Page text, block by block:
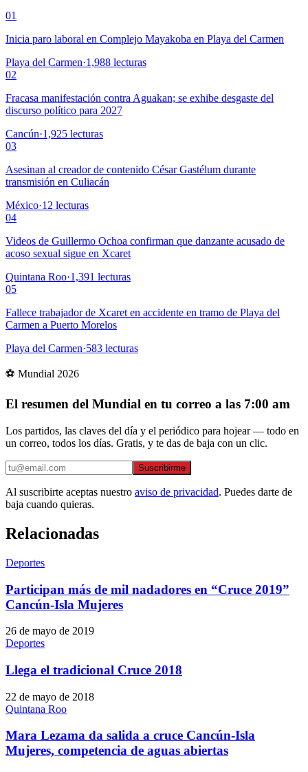
01
Inicia paro laboral en Complejo Mayakoba en Playa del Carmen
Playa del Carmen·1,988 lecturas
02
Fracasa manifestación contra Aguakan; se exhibe desgaste del
discurso político para 2027
Cancún·1,925 lecturas
03
Asesinan al creador de contenido César Gastélum durante
transmisión en Culiacán
México·12 lecturas
04
Videos de Guillermo Ochoa confirman que danzante acusado de
acoso sexual sigue en Xcaret
Quintana Roo·1,391 lecturas
05
Fallece trabajador de Xcaret en accidente en tramo de Playa del
Carmen a Puerto Morelos
Playa del Carmen·583 lecturas
⚽ Mundial 2026
El resumen del Mundial en tu correo a las 7:00 am
Los partidos, las claves del día y el periódico para hojear — todo en
un correo, todos los días. Gratis, y te das de baja con un clic.
Suscribirme
Al suscribirte aceptas nuestro aviso de privacidad. Puedes darte de
baja cuando quieras.
Relacionadas
Deportes
Participan más de mil nadadores en “Cruce 2019”
Cancún-Isla Mujeres
26 de mayo de 2019
Deportes
Llega el tradicional Cruce 2018
22 de mayo de 2018
Quintana Roo
Mara Lezama da salida a cruce Cancún-Isla
Mujeres, competencia de aguas abiertas